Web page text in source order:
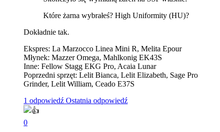
Które żarna wybrałeś? High Uniformity (HU)?
Dokładnie tak.
Ekspres: La Marzocco Linea Mini R, Melita Epour
Młynek: Mazzer Omega, Mahlkonig EK43S
Inne: Fellow Stagg EKG Pro, Acaia Lunar
Poprzedni sprzęt: Lelit Bianca, Lelit Elizabeth, Sage Pro
Grinder, Lelit William, Ceado E37S
1 odpowiedź Ostatnia odpowiedź
0